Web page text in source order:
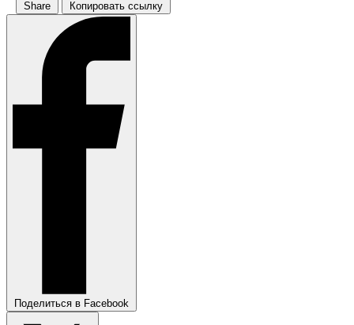
Share Копировать ссылку
Поделиться в Facebook